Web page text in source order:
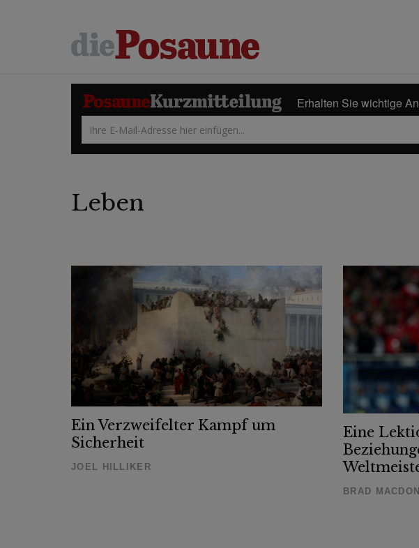
Erhalten Sie wichtige
Leben
Ein Verzweifelter Kampf um
Sicherheit
JOEL HILLIKER
Eine
BRAD